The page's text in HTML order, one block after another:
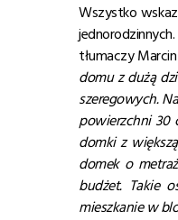
Wszystko
tłumaczy
domu z dużą
szeregowych.
powierzchni 30
domki z
domek o
budżet. Takie
mieszkanie w